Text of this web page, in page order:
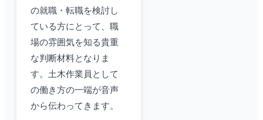
の就職・転職を検討し
ている方にとって、職
場の雰囲気を知る貴重
な判断材料となりま
す。土木作業員として
の働き方の一端が音声
から伝わってきます。